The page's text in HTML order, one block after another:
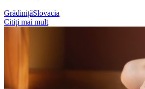
GrădinițăSlovacia
Citiți mai mult